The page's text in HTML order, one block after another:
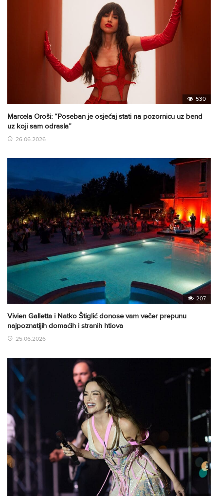
530
Marcela Oroši: “Poseban je osjećaj stati na pozornicu uz bend
uz koji sam odrasla”
26.06.2026
207
Vivien Galletta i Natko Štiglić donose vam večer prepunu
najpoznatijih domaćih i stranih htiova
25.06.2026